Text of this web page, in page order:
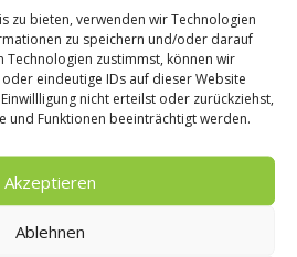
zu bieten, verwenden wir Technologien
zu speichern und/oder darauf
Technologien zustimmst, können wir
eindeutige IDs auf dieser Website
nicht erteilst oder zurückziehst,
und Funktionen beeinträchtigt werden.
Akzeptieren
Ablehnen
Grillwelten
Grillfleisch-
Fleisch rund